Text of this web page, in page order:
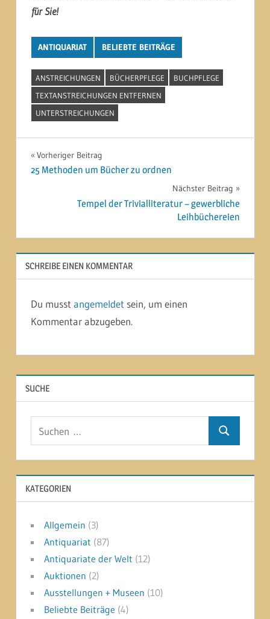
für Sie!
ANTIQUARIAT BELIEBTE BEITRÄGE
ANSTREICHUNGEN BÜCHERPFLEGE
BUCHPFLEGE
TEXTANSTREICHUNGEN ENTFERNEN
UNTERSTREICHUNGEN
Beitragsnavigation
Vorheriger Beitrag
25 Methoden um Bücher zu ordnen
Nächster Beitrag
Tempel der Trivialliteratur – gewerbliche
Leihbüchereien
SCHREIBE EINEN KOMMENTAR
Du musst angemeldet sein, um einen
Kommentar abzugeben.
SUCHE
Suchen
KATEGORIEN
Allgemein (3)
Antiquariat (87)
Antiquariate der Welt (12)
Auktionen (2)
Ausstellungen + Museen (10)
Beliebte Beiträge (4)